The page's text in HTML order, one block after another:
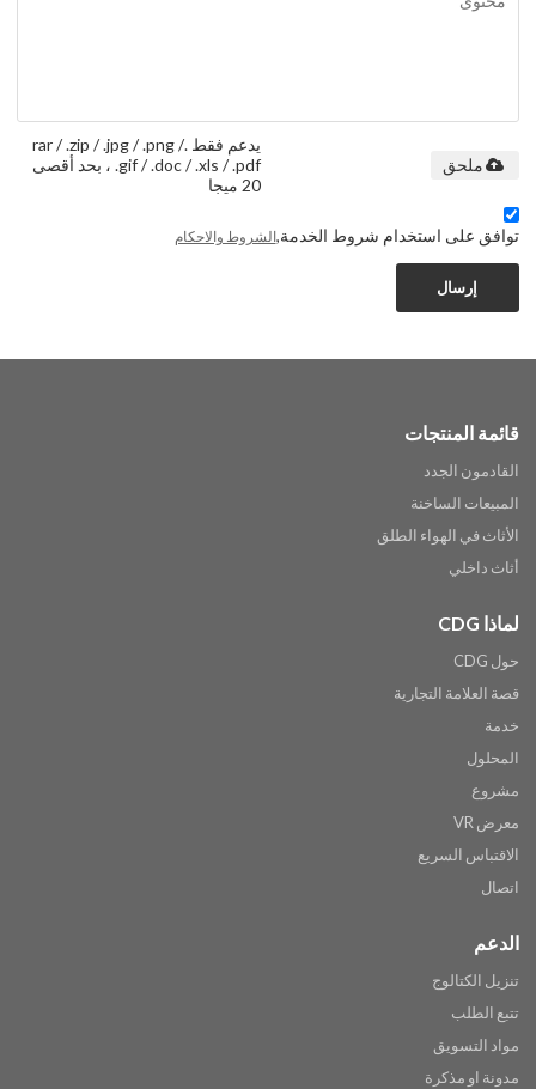
يدعم فقط .rar / .zip / .jpg / .png /
.gif / .doc / .xls / .pdf ، بحد أقصى
20 ميجا
ملحق
توافق على استخدام شروط الخدمة,الشروط والاحكام
إرسال
قائمة المنتجات
القادمون الجدد
المبيعات الساخنة
الأثاث في الهواء الطلق
أثاث داخلي
لماذا CDG
حول CDG
قصة العلامة التجارية
خدمة
المحلول
مشروع
معرض VR
الاقتباس السريع
اتصال
الدعم
تنزيل الكتالوج
تتبع الطلب
مواد التسويق
مدونة او مذكرة